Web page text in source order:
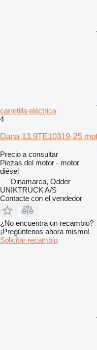
carretilla eléctrica
4
Dana 13.9TE10319-25
Precio a consultar
Piezas del motor - motor
diésel
Dinamarca, Odder
UNIKTRUCK A/S
Contacte con el vendedor
¿No encuentra un recambio?
¡Pregúntenos ahora mismo!
Solicitar recambio